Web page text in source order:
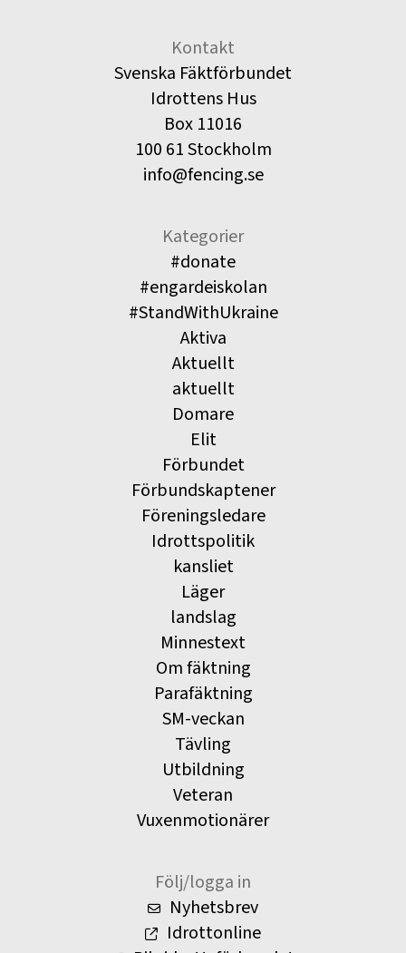
Kontakt
Svenska Fäktförbundet
Idrottens Hus
Box 11016
100 61 Stockholm
info@fencing.se
Kategorier
#donate
#engardeiskolan
#StandWithUkraine
Aktiva
Aktuellt
aktuellt
Domare
Elit
Förbundet
Förbundskaptener
Föreningsledare
Idrottspolitik
kansliet
Läger
landslag
Minnestext
Om fäktning
Parafäktning
SM-veckan
Tävling
Utbildning
Veteran
Vuxenmotionärer
Följ/logga in
Nyhetsbrev
Idrottonline